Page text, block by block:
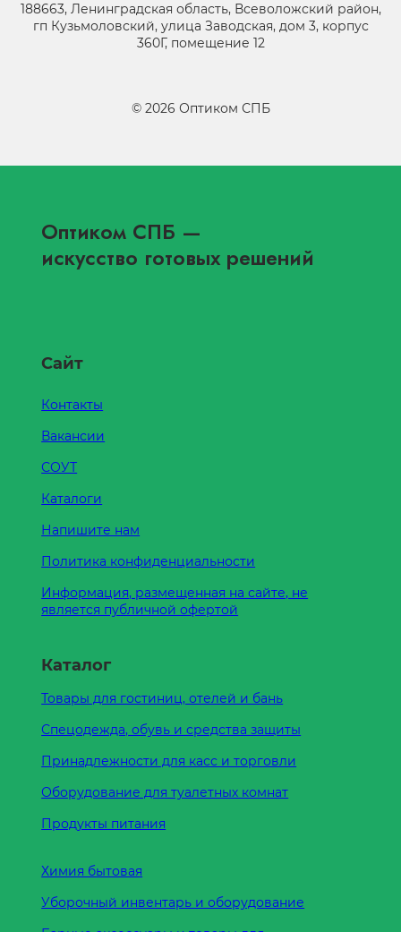
188663, Ленинградская область, Всеволожский район,
гп Кузьмоловский, улица Заводская, дом 3, корпус
360Г, помещение 12
© 2026 Оптиком СПБ
Оптиком СПБ —
искусство готовых решений
Сайт
Контакты
Вакансии
СОУТ
Каталоги
Напишите нам
Политика конфиденциальности
Информация, размещенная на сайте, не
является публичной офертой
Каталог
Товары для гостиниц, отелей и бань
Спецодежда, обувь и средства защиты
Принадлежности для касс и торговли
Оборудование для туалетных комнат
Продукты питания
Химия бытовая
Уборочный инвентарь и оборудование